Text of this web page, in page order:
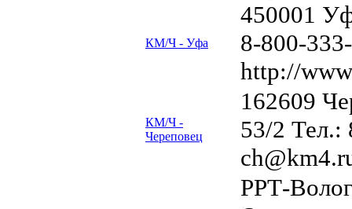
КМ/Ч - Уфа
450001
8-800-
http://
КМ/Ч -
Череповец
162609
53/2 Тел.:
РРТ-